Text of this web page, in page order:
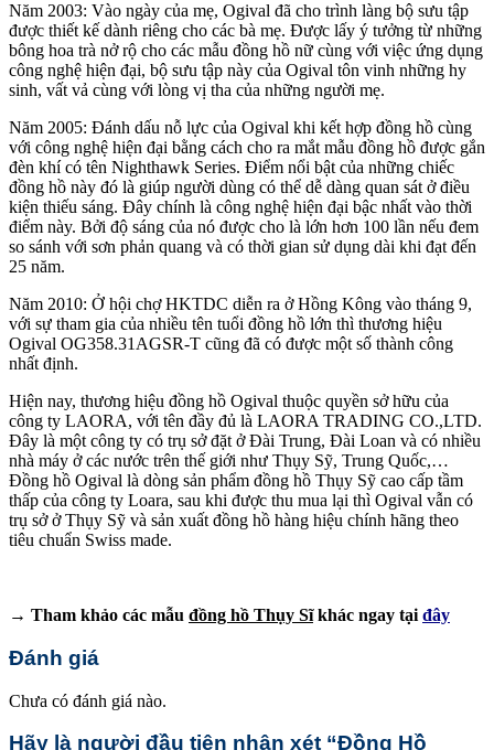
Năm 2003: Vào ngày của mẹ, Ogival đã cho trình làng bộ sưu tập
được thiết kế dành riêng cho các bà mẹ. Được lấy ý tưởng từ những
bông hoa trà nở rộ cho các mẫu đồng hồ nữ cùng với việc ứng dụng
công nghệ hiện đại, bộ sưu tập này của Ogival tôn vinh những hy
sinh, vất vả cùng với lòng vị tha của những người mẹ.
Năm 2005: Đánh dấu nỗ lực của Ogival khi kết hợp đồng hồ cùng
với công nghệ hiện đại bằng cách cho ra mắt mẫu đồng hồ được gắn
đèn khí có tên Nighthawk Series. Điểm nổi bật của những chiếc
đồng hồ này đó là giúp người dùng có thể dễ dàng quan sát ở điều
kiện thiếu sáng. Đây chính là công nghệ hiện đại bậc nhất vào thời
điểm này. Bởi độ sáng của nó được cho là lớn hơn 100 lần nếu đem
so sánh với sơn phản quang và có thời gian sử dụng dài khi đạt đến
25 năm.
Năm 2010: Ở hội chợ HKTDC diễn ra ở Hồng Kông vào tháng 9,
với sự tham gia của nhiều tên tuổi đồng hồ lớn thì thương hiệu
Ogival OG358.31AGSR-T cũng đã có được một số thành công
nhất định.
Hiện nay, thương hiệu đồng hồ Ogival thuộc quyền sở hữu của
công ty LAORA, với tên đầy đủ là LAORA TRADING CO.,LTD.
Đây là một công ty có trụ sở đặt ở Đài Trung, Đài Loan và có nhiều
nhà máy ở các nước trên thế giới như Thụy Sỹ, Trung Quốc,…
Đồng hồ Ogival là dòng sản phẩm đồng hồ Thụy Sỹ cao cấp tầm
thấp của công ty Loara, sau khi được thu mua lại thì Ogival vẫn có
trụ sở ở Thụy Sỹ và sản xuất đồng hồ hàng hiệu chính hãng theo
tiêu chuẩn Swiss made.
→ Tham khảo các mẫu đồng hồ Thụy Sĩkhác ngay tại đây
Đánh giá
Chưa có đánh giá nào.
Hãy là người đầu tiên nhận xét “Đồng Hồ